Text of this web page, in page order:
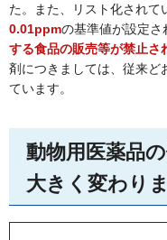
た。また、リスト化されて
0.01ppmの基準値が設定さ
する食品の販売等が禁止さ
剤につきましては、従来ど
ています。
動物用医薬品
大きく変わり